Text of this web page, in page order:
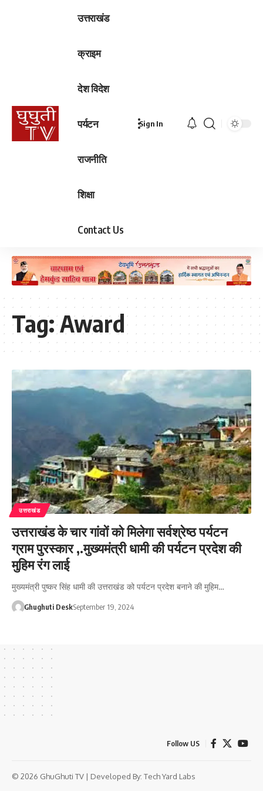
उत्तराखंड
क्राइम
देश विदेश
पर्यटन
राजनीति
शिक्षा
Contact Us
Sign In
Tag:Award
उत्तराखंड
उत्तराखंड के चार गांवों को मिलेगा सर्वश्रेष्ठ पर्यटन
ग्राम पुरस्कार ,.मुख्यमंत्री धामी की पर्यटन प्रदेश की
मुहिम रंग लाई
मुख्यमंत्री पुष्कर सिंह धामी की उत्तराखंड को पर्यटन प्रदेश बनाने की मुहिम…
Ghughuti DeskSeptember 19, 2024
Follow US
© 2026 GhuGhuti TV | Developed By: Tech Yard Labs